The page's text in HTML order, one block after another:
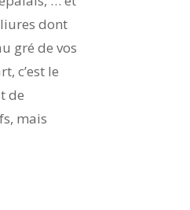
dont
gré de vos
c’est le
de
mais